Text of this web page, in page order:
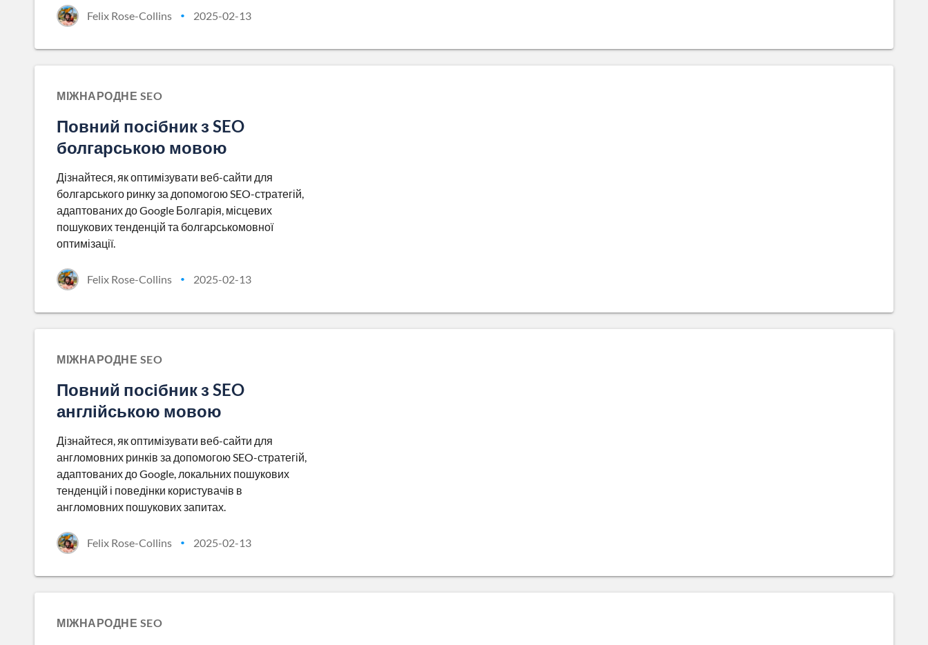
Felix Rose-Collins • 2025-02-13
МІЖНАРОДНЕ SEO
Повний посібник з SEO
болгарською мовою
Дізнайтеся, як оптимізувати веб-сайти для
болгарського ринку за допомогою SEO-стратегій,
адаптованих до Google Болгарія, місцевих
пошукових тенденцій та болгарськомовної
оптимізації.
Felix Rose-Collins • 2025-02-13
МІЖНАРОДНЕ SEO
Повний посібник з SEO
англійською мовою
Дізнайтеся, як оптимізувати веб-сайти для
англомовних ринків за допомогою SEO-стратегій,
адаптованих до Google, локальних пошукових
тенденцій і поведінки користувачів в
англомовних пошукових запитах.
Felix Rose-Collins • 2025-02-13
МІЖНАРОДНЕ SEO